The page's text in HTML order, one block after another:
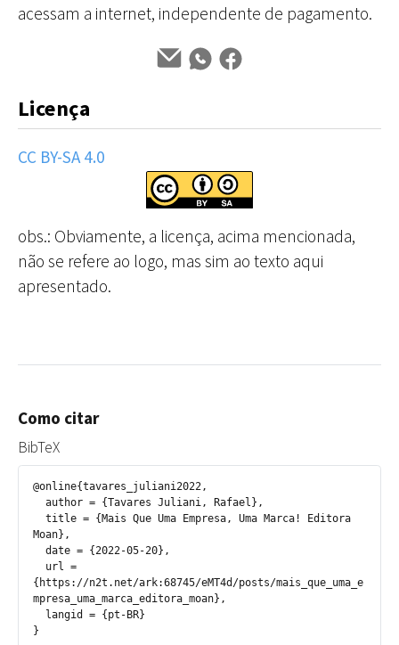
acessam a internet, independente de pagamento.
Licença
CC BY-SA 4.0
obs.: Obviamente, a licença, acima mencionada,
não se refere ao logo, mas sim ao texto aqui
apresentado.
Como citar
BibTeX
@online{tavares_juliani2022,
  author = {Tavares Juliani, Rafael},
  title = {Mais Que Uma Empresa, Uma Marca! Editora
Moan},
  date = {2022-05-20},
{https://n2t.net/ark:68745/eMT4d/posts/mais_que_uma_e
mpresa_uma_marca_editora_moan},